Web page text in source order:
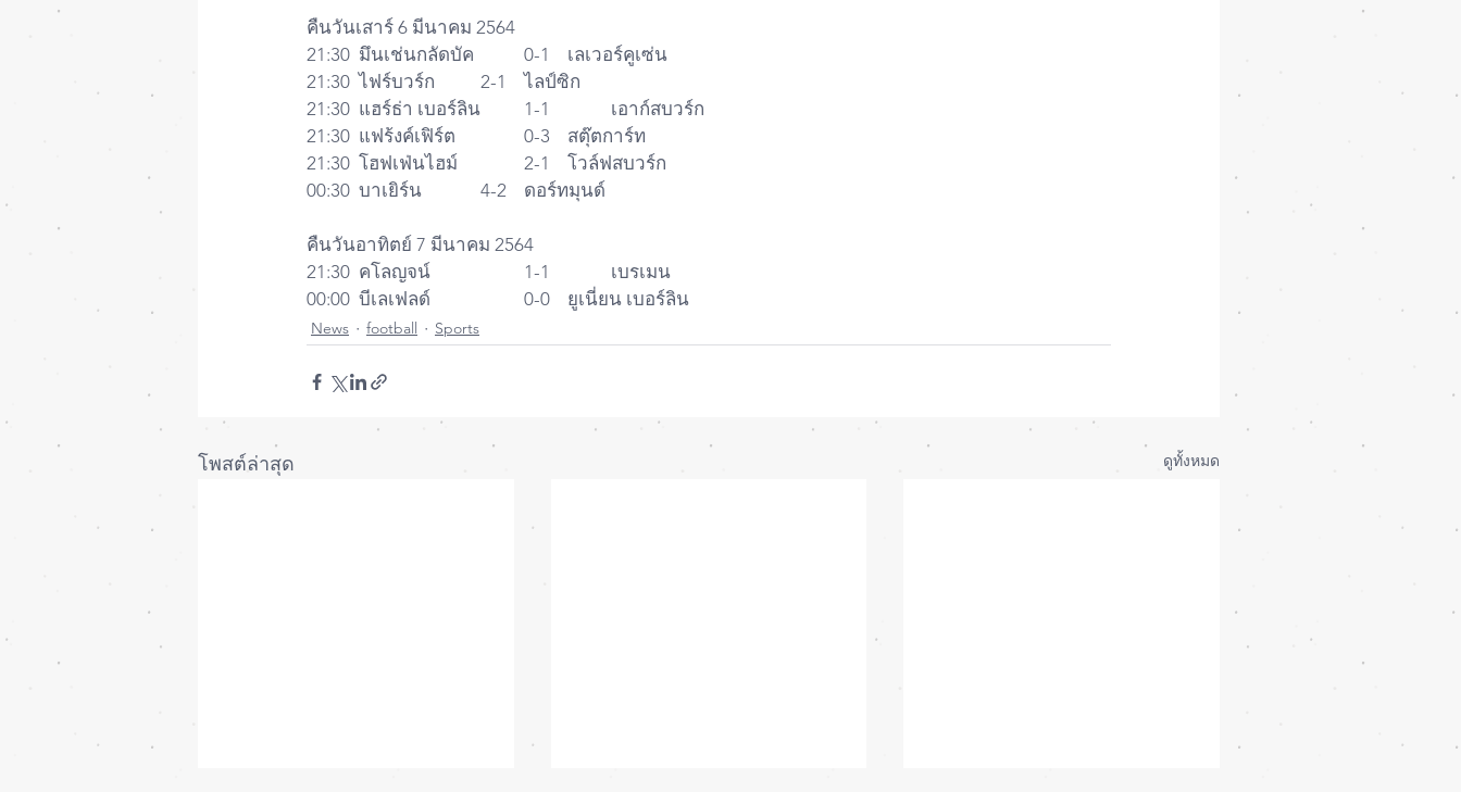
คืนวันเสาร์ 6 มีนาคม 2564
21:30  มึนเช่นกลัดบัค   	0-1   	เลเวอร์คูเซ่น
21:30  ไฟร์บวร์ก          	2-1   	ไลป์ซิก
21:30  แฮร์ธ่า เบอร์ลิน  	1-1   		เอาก์สบวร์ก
21:30  แฟร้งค์เฟิร์ต      	0-3  	สตุ๊ตการ์ท
21:30  โฮฟเฟ่นไฮม์      	2-1   	โวล์ฟสบวร์ก
00:30  บาเยิร์น            	4-2   	ดอร์ทมุนด์
คืนวันอาทิตย์ 7 มีนาคม 2564
21:30  คโลญจน์   		1-1   		เบรเมน
00:00  บีเลเฟลด์  		0-0   	ยูเนี่ยน เบอร์ลิน
News football Sports
โพสต์ล่าสุด ดูทั้งหมด